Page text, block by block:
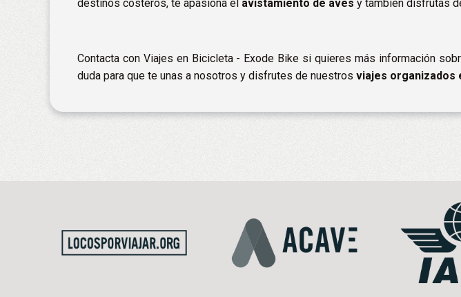
destinos costeros, te apasiona el avistamiento de aves y también disfrutas
Contacta con Viajes en Bicicleta - Exode Bike si quieres más información
duda para que te unas a nosotros y disfrutes de nuestros viajes organizados